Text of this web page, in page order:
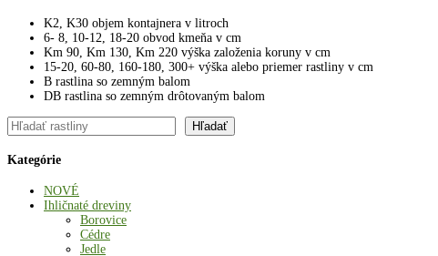
K2, K30 objem kontajnera v litroch
6- 8, 10-12, 18-20 obvod kmeňa v cm
Km 90, Km 130, Km 220 výška založenia koruny v cm
15-20, 60-80, 160-180, 300+ výška alebo priemer rastliny v cm
B rastlina so zemným balom
DB rastlina so zemným drôtovaným balom
Hľadať
Hľadať
Kategórie
NOVÉ
Ihličnaté dreviny
Borovice
Cédre
Jedle